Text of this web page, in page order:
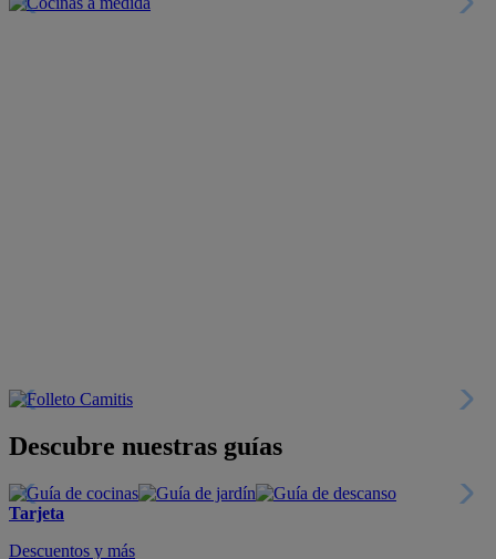
Descubre nuestras guías
Tarjeta
Descuentos y más